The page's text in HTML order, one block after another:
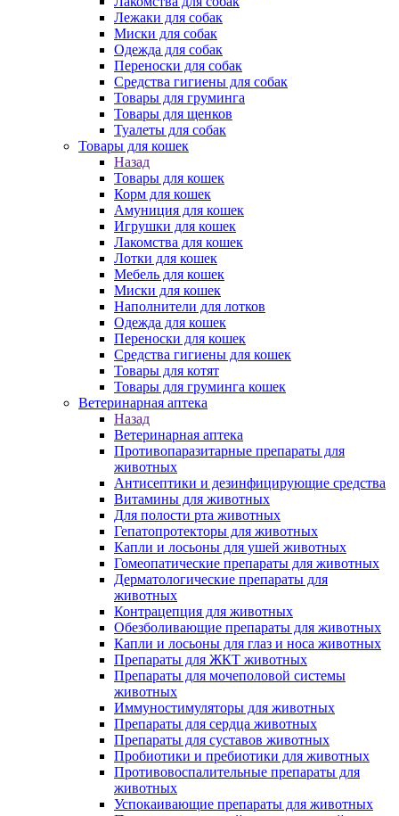
Лежаки для собак
Миски для собак
Одежда для собак
Переноски для собак
Средства гигиены для собак
Товары для груминга
Товары для щенков
Туалеты для собак
Товары для кошек
Назад
Товары для кошек
Корм для кошек
Амуниция для кошек
Игрушки для кошек
Лакомства для кошек
Лотки для кошек
Мебель для кошек
Миски для кошек
Наполнители для лотков
Одежда для кошек
Переноски для кошек
Средства гигиены для кошек
Товары для котят
Товары для груминга кошек
Ветеринарная аптека
Назад
Ветеринарная аптека
Противопаразитарные препараты для
животных
Антисептики и дезинфицирующие средства
Витамины для животных
Для полости рта животных
Гепатопротекторы для животных
Капли и лосьоны для ушей животных
Гомеопатические препараты для животных
Дерматологические препараты для
животных
Контрацепция для животных
Обезболивающие препараты для животных
Капли и лосьоны для глаз и носа животных
Препараты для ЖКТ животных
Препараты для мочеполовой системы
животных
Иммуностимуляторы для животных
Препараты для сердца животных
Препараты для суставов животных
Пробиотики и пребиотики для животных
Противовоспалительные препараты для
животных
Успокаивающие препараты для животных